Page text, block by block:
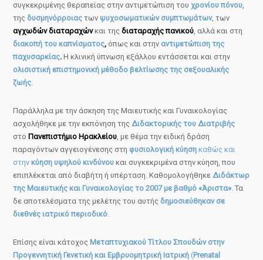
συγκεκριμένης θεραπείας στην αντιμετώπιση τουχρονίου πόνου,
της δυσμηνόρροιαςτωνψυχοσωματικών συμπτωμάτων, των
αγχωδών διαταραχώνκαι τηςδιαταραχής πανικού, αλλά και στη
διακοπή του καπνίσματος, όπως και στην αντιμετώπιση της
παχυσαρκίας.Η κλινική ύπνωση εξάλλου εντάσσεται και στην
ολισιστική επιστημονική μέθοδο βελτίωσης της σεξουαλικής
ζωής.
Παράλληλα με την άσκηση της Μαιευτικής και Γυναικολογίας
ασχολήθηκε με την εκπόνηση τηςΔιδακτορικής του Διατριβής
στο Πανεπιστήμιο Ηρακλείου, με θέμα την ειδική δράση
παραγόντων αγγειογένεσης στη φυσιολογική κύηση καθώς και
στηνκύηση υψηλού κινδύνου και συγκεκριμένα στην κύηση, που
επιπλέκεται από διαβήτη ή υπέρταση. ΚαθομολογήθηκεΔιδάκτωρ
της Μαιευτικής και Γυναικολογίας το 2007 με βαθμό «Άριστα». Τα
δε αποτελέσματα της μελέτης του αυτής δημοσιεύθηκαν σε
διεθνές ιατρικό περιοδικό.
Επίσης είναι κάτοχος Μεταπτυχιακού Τίτλου Σπουδών στην
Προγεννητική Γενετική και Εμβρυομητρική Ιατρική (Prenatal